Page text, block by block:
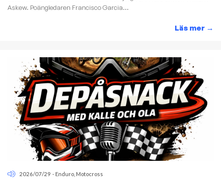
Askew. Poängledaren Francisco Garcia...
Läs mer →
2026/07/29 - Enduro Motocross